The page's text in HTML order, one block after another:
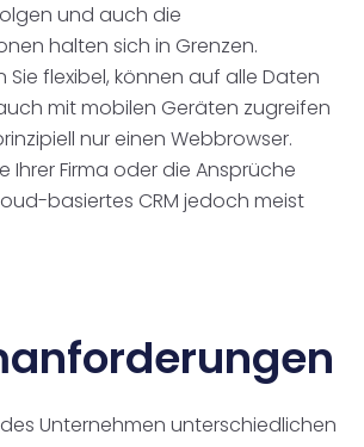
und auch die
halten sich in Grenzen.
flexibel, können auf alle Daten
mit mobilen Geräten zugreifen
nur einen Webbrowser.
Ihrer Firma oder die Ansprüche
basiertes CRM jedoch meist
Unternehmen unterschiedlichen